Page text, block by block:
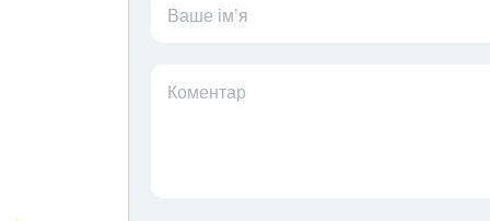
Ваше ім’я
Коментар